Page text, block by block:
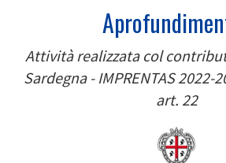
Attività realizzata col
Sardegna - IMPRENTAS 2022-
art. 22